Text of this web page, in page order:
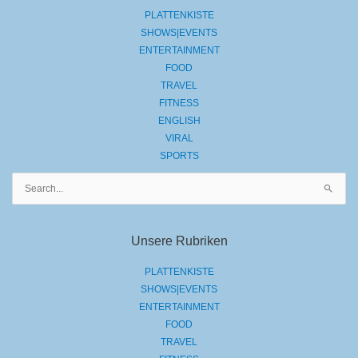
PLATTENKISTE
SHOWS|EVENTS
ENTERTAINMENT
FOOD
TRAVEL
FITNESS
ENGLISH
VIRAL
SPORTS
Unsere Rubriken
PLATTENKISTE
SHOWS|EVENTS
ENTERTAINMENT
FOOD
TRAVEL